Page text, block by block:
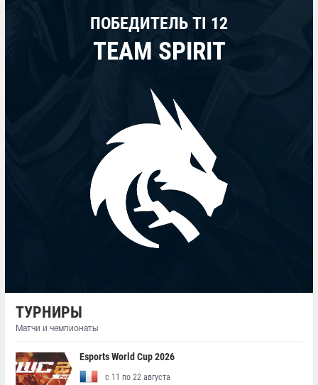
ПОБЕДИТЕЛЬ TI 12
TEAM SPIRIT
ТУРНИРЫ
Матчи и чемпионаты
Esports World Cup 2026
с 11 по 22 августа